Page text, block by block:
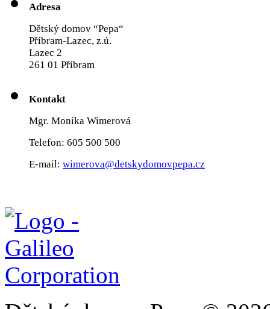
Adresa
Dětský domov “Pepa“
Příbram-Lazec, z.ú.
Lazec 2
261 01 Příbram
Kontakt
Mgr. Monika Wimerová
Telefon: 605 500 500
E-mail: wimerova@detskydomovpepa.cz